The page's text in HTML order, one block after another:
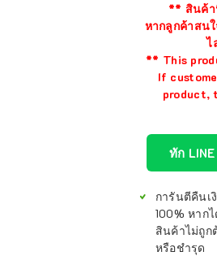
** สินค้า
หากลูกค้าสน
ไ
** This
If
product,
ทัก LINE
การันตีคืนเ
100% หาก
สินค้าไม่ถูก
หรือชำรุด